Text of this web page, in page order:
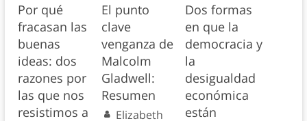
Por qué
fracasan las
buenas
ideas: dos
razones por
las que nos
resistimos a
El punto
clave
venganza de
Malcolm
Gladwell:
Resumen
Elizabeth
Dos formas
en que la
democracia y
la
desigualdad
económica
están